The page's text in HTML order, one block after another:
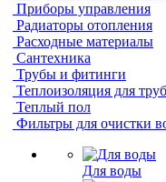
Приборы управления
Радиаторы отопления
Расходные материалы
Сантехника
Трубы и фитинги
Теплоизоляция для
Теплый пол
Фильтры для очистки
Для воды